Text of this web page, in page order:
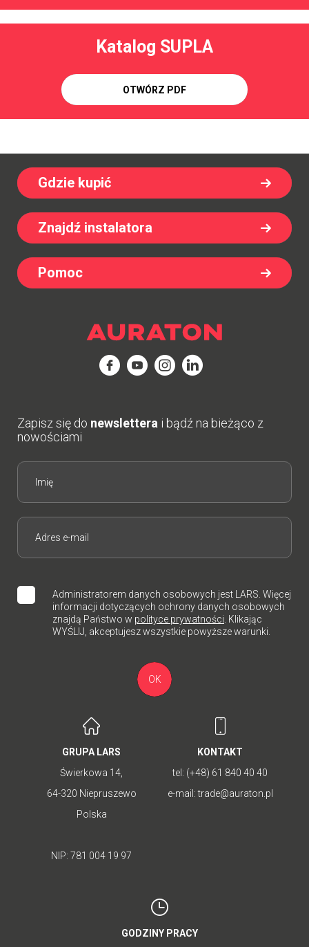
Katalog SUPLA
OTWÓRZ PDF
Gdzie kupić
Znajdź instalatora
Pomoc
Zapisz się do newslettera i bądź na bieżąco z
nowościami
OK
Administratorem danych osobowych jest LARS. Więcej
informacji dotyczących ochrony danych osobowych
znajdą Państwo w polityce prywatności. Klikając
WYŚLIJ, akceptujesz wszystkie powyższe warunki.
GRUPA LARS
Świerkowa 14,
64-320 Niepruszewo
Polska
NIP: 781 004 19 97
KONTAKT
tel: (+48) 61 840 40 40
e-mail:trade@auraton.pl
GODZINY PRACY